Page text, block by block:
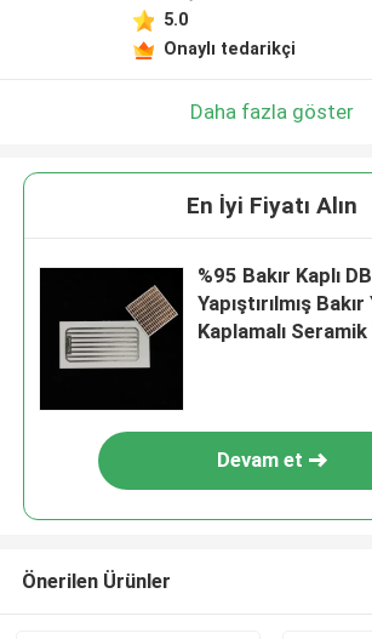
5.0
Onaylı tedarikçi
Daha fazla göster
En İyi Fiyatı Alın
%95 Bakır Kaplı
Yapıştırılmış
Kaplamalı
Devam et
Önerilen Ürünler